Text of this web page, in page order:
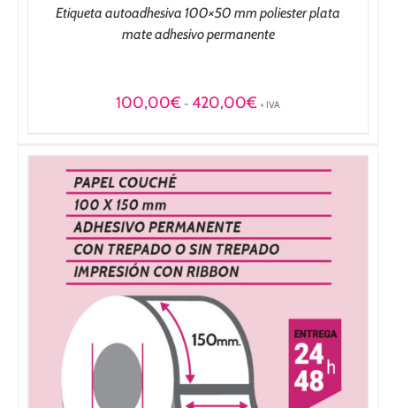
Etiqueta autoadhesiva 100×50 mm poliester plata
mate adhesivo permanente
100,00€ - 420,00€Rango
100,00€
420,00€
+ IVA